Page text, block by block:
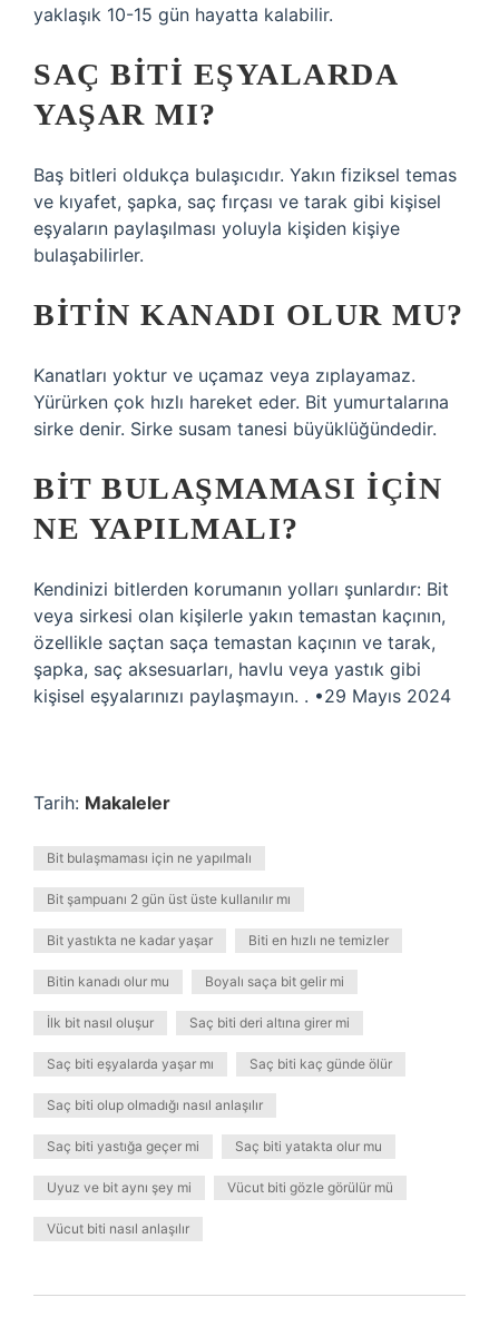
yaklaşık 10-15 gün hayatta kalabilir.
SAÇ BITI EŞYALARDA
YAŞAR MI?
Baş bitleri oldukça bulaşıcıdır. Yakın fiziksel temas
ve kıyafet, şapka, saç fırçası ve tarak gibi kişisel
eşyaların paylaşılması yoluyla kişiden kişiye
bulaşabilirler.
BITIN KANADI OLUR MU?
Kanatları yoktur ve uçamaz veya zıplayamaz.
Yürürken çok hızlı hareket eder. Bit yumurtalarına
sirke denir. Sirke susam tanesi büyüklüğündedir.
BIT BULAŞMAMASI IÇIN
NE YAPILMALI?
Kendinizi bitlerden korumanın yolları şunlardır: Bit
veya sirkesi olan kişilerle yakın temastan kaçının,
özellikle saçtan saça temastan kaçının ve tarak,
şapka, saç aksesuarları, havlu veya yastık gibi
kişisel eşyalarınızı paylaşmayın. . •29 Mayıs 2024
Tarih: Makaleler
Bit bulaşmaması için ne yapılmalı
Bit şampuanı 2 gün üst üste kullanılır mı
Bit yastıkta ne kadar yaşar Biti en hızlı ne temizler
Bitin kanadı olur mu Boyalı saça bit gelir mi
İlk bit nasıl oluşur Saç biti deri altına girer mi
Saç biti eşyalarda yaşar mı Saç biti kaç günde ölür
Saç biti olup olmadığı nasıl anlaşılır
Saç biti yastığa geçer mi Saç biti yatakta olur mu
Uyuz ve bit aynı şey mi Vücut biti gözle görülür mü
Vücut biti nasıl anlaşılır